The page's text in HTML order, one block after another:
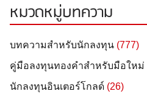
หมวดหมู่บทความ
บทความสำหรับนักลงทุน (777)
คู่มือลงทุนทองคำสำหรับมือใหม่
นักลงทุนอินเตอร์โกลด์ (26)